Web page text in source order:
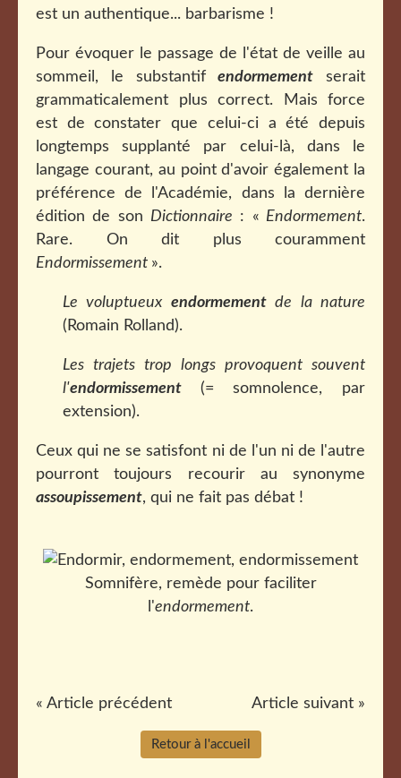
est un authentique... barbarisme !
Pour évoquer le passage de l'état de veille au
sommeil, le substantifendormement serait
grammaticalement plus correct. Mais force
est de constater que celui-ci a été depuis
longtemps supplanté par celui-là, dans le
langage courant, au point d'avoir également la
préférence de l'Académie, dans la dernière
édition de son Dictionnaire : « Endormement.
Rare. On dit plus couramment
Endormissement ».
Le voluptueux endormementde la nature
(Romain Rolland).
Les trajets trop longs provoquent souvent
l'endormissement
(= somnolence, par
extension).
Ceux qui ne se satisfont ni de l'un ni de l'autre
pourront toujours recourir au synonyme
assoupissement, qui ne fait pas débat !
Somnifère, remède pour faciliter
l'endormement.
« Article précédent Article suivant »
Retour à l'accueil